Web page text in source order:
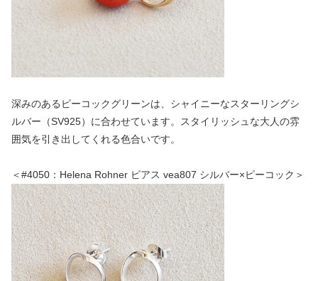
深みのあるピーコックグリーンは、シャイニーなスターリングシ
ルバー（SV925）に合わせています。スタイリッシュな大人の雰
囲気を引き出してくれる色合いです。
＜#4050：Helena Rohner ピアス vea807 シルバー×ピーコック＞